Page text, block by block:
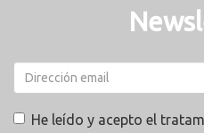
He leído y acepto el